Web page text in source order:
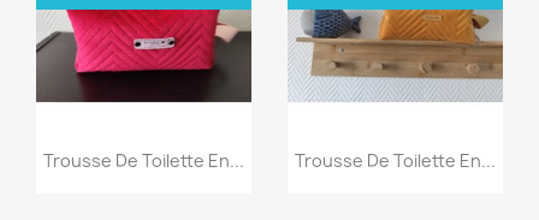
Aperçu rapide
Trousse De Toilette En... Aperçu rapide
Trousse De Toilette En...